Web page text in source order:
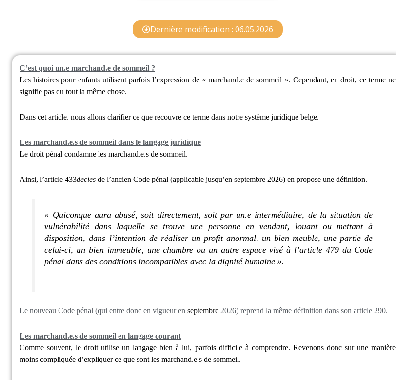
Dernière modification : 06.05.2026
C’est quoi un.e marchand.e de sommeil ?
Les histoires pour enfants utilisent parfois l’expression de « marchand.e de sommeil ». Cependant, en droit, ce terme ne
signifie pas du tout la même chose.
Dans cet article, nous allons clarifier ce que recouvre ce terme dans notre système juridique belge.
Les marchand.e.s de sommeil dans le langage juridique
Le droit pénal condamne les marchand.e.s de sommeil.
Ainsi, l’article 433decies de l’ancien Code pénal (applicable jusqu’en septembre 2026) en propose une définition.
« Quiconque aura abusé, soit directement, soit par un.e intermédiaire, de la situation de
vulnérabilité dans laquelle se trouve une personne en vendant, louant ou mettant à
disposition, dans l’intention de réaliser un profit anormal, un bien meuble, une partie de
celui-ci, un bien immeuble, une chambre ou un autre espace visé à l’article 479 du Code
pénal dans des conditions incompatibles avec la dignité humaine ».
Le nouveau Code pénal (qui entre donc en vigueur en septembre 2026) reprend la même définition dans son article 290.
Les marchand.e.s de sommeil en langage courant
Comme souvent, le droit utilise un langage bien à lui, parfois difficile à comprendre. Revenons donc sur une manière
moins compliquée d’expliquer ce que sont les marchand.e.s de sommeil.